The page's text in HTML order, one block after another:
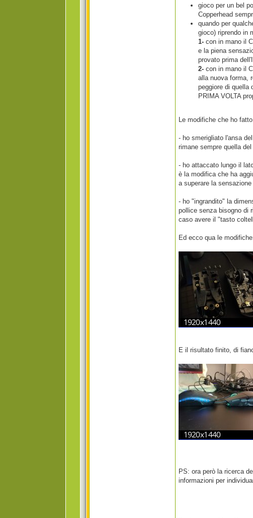
gioco per un bel
Copperhead
quando per
gioco) riprendo in
1-con in mano il
e la piena
provato prima
2-con in mano il
alla nuova forma,
peggiore di quella
PRIMA VOLTA
Le modifiche che ho
- ho smerigliato l'ansa
rimane sempre quella
- ho attaccato lungo il
è la modifica che ha
a superare la
- ho "ingrandito" la
pollice senza bisogno di
caso avere il "tasto
Ed ecco qua le
E il risultato finito, di
PS: ora però la ricerca
informazioni per